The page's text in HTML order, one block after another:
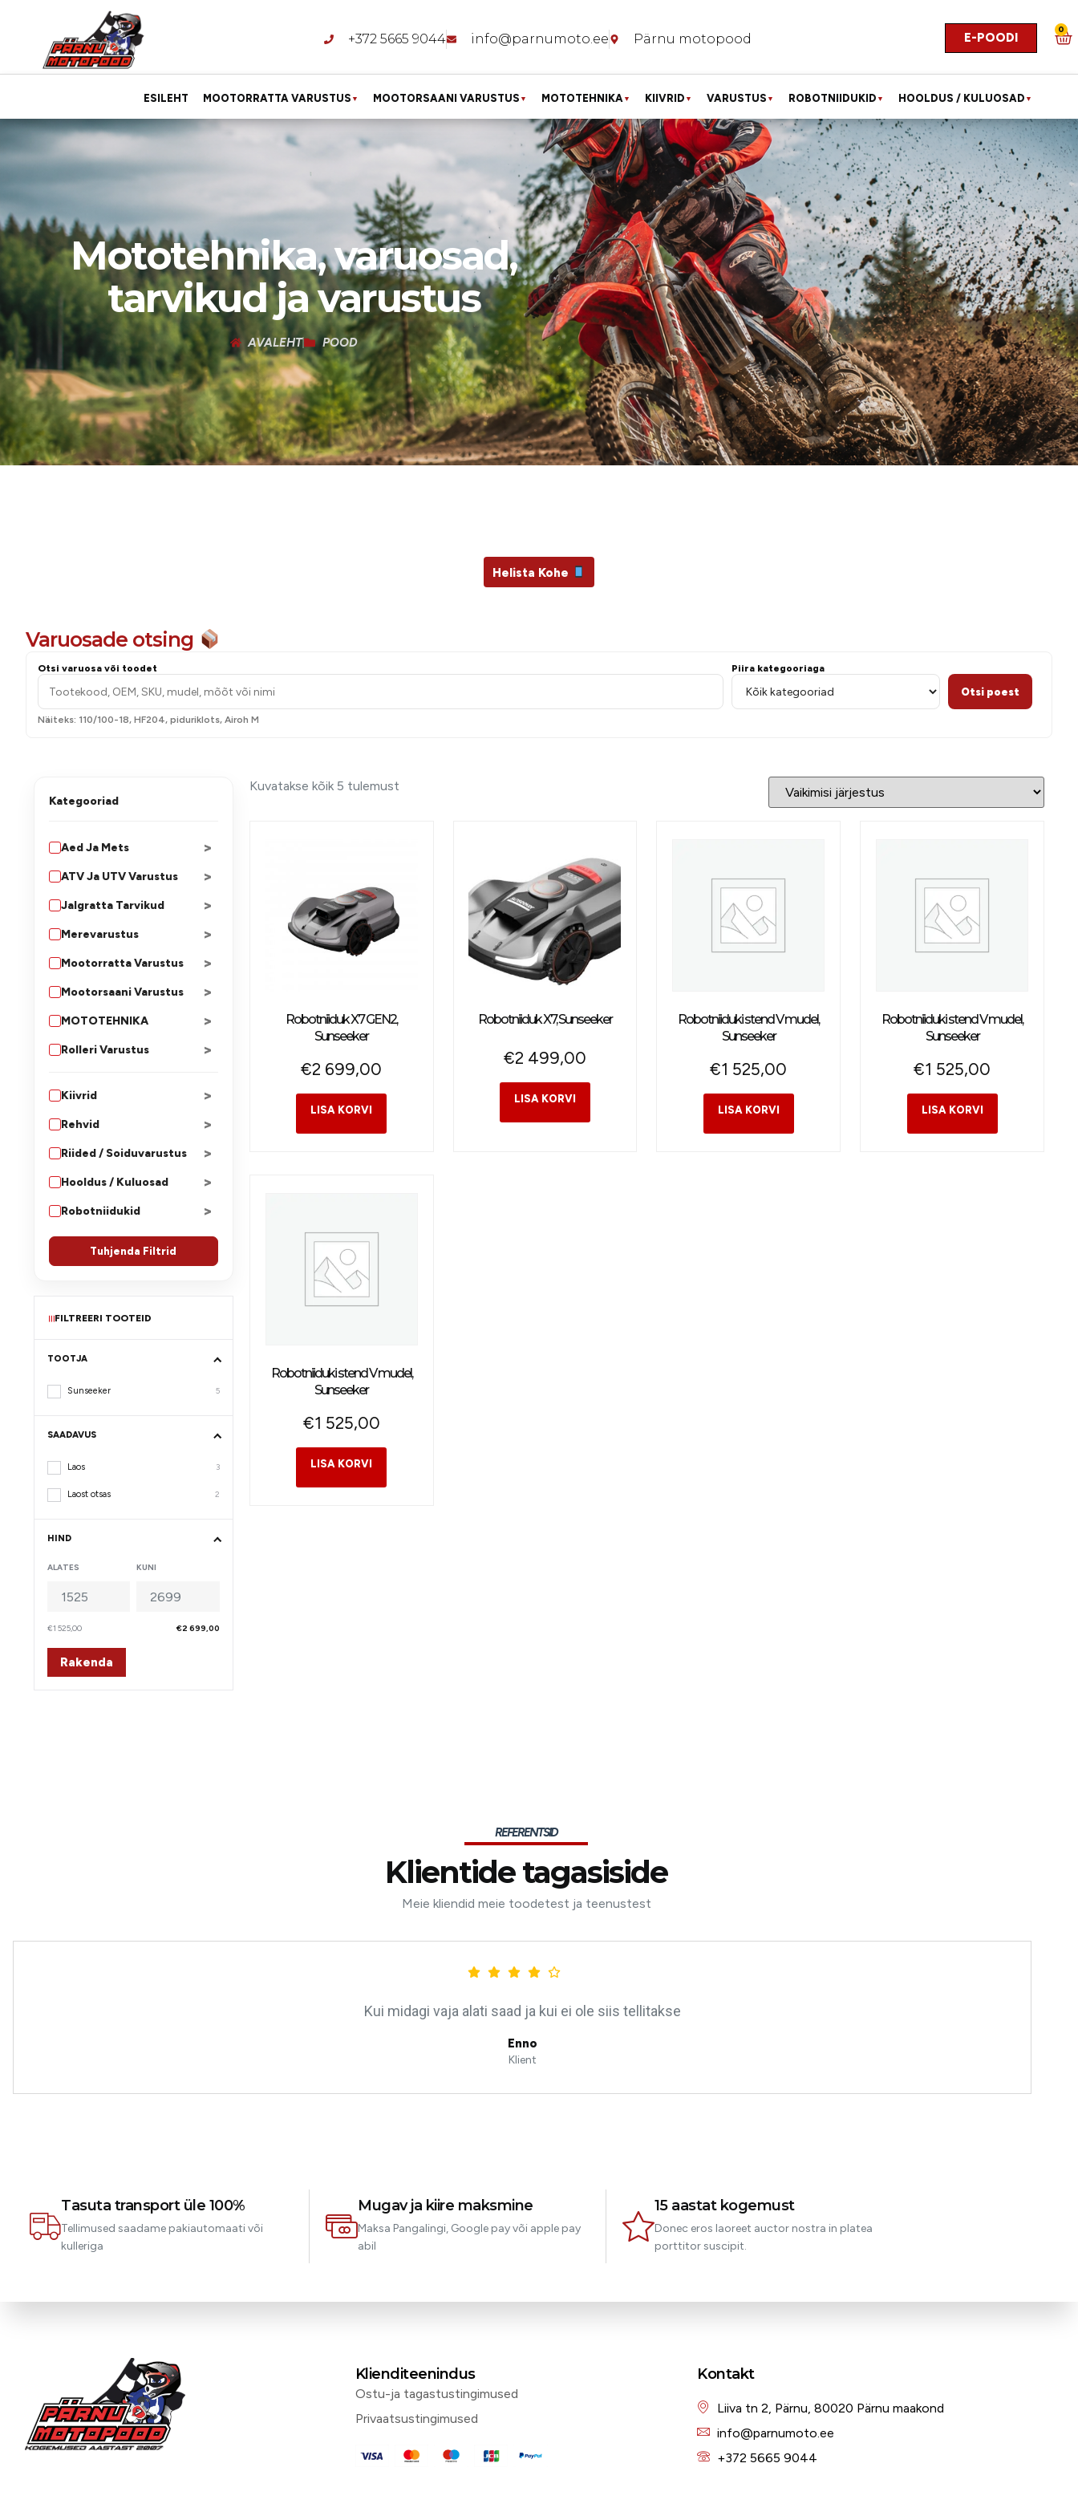
+372 5665 9044 info@parnumoto.ee Pärnu motopood E-POODI
0
ESILEHT MOOTORRATTA VARUSTUS ▼ MOOTORSAANI VARUSTUS ▼ MOTOTEHNIKA▼ KIIVRID ▼ VARUSTUS ▼ ROBOTNIIDUKID ▼ HOOLDUS / KULUOSAD ▼
Mototehnika, varuosad,
tarvikud ja varustus
AVALEHT POOD
Helista Kohe
Varuosade otsing
Otsi varuosa või toodet Piira kategooriaga
Otsi poest
Näiteks: 110/100-18, HF204, piduriklots, Airoh M
Kategooriad
Aed Ja Mets >
ATV Ja UTV Varustus >
Jalgratta Tarvikud >
Merevarustus >
Mootorratta Varustus >
Mootorsaani Varustus >
MOTOTEHNIKA >
Rolleri Varustus >
Kiivrid >
Rehvid >
Riided / Soiduvarustus >
Hooldus / Kuluosad >
Robotniidukid >
Tuhjenda Filtrid
≡FILTREERI TOOTEID
TOOTJA
Sunseeker 5
SAADAVUS
Laos 3
Laost otsas 2
HIND
ALATES KUNI
€1 525,00 €2 699,00
Rakenda
Kuvatakse kõik 5 tulemust
Robotniiduk X7 GEN2,
Sunseeker
€2 699,00
Robotniiduk X7, Sunseeker
€2 499,00
Robotniiduki stend V mudel,
Sunseeker
€1 525,00
Robotniiduki stend V mudel,
Sunseeker
€1 525,00
Robotniiduki stend V mudel,
Sunseeker
€1 525,00
REFERENTSID
Klientide tagasiside
Meie kliendid meie toodetest ja teenustest
Kui midagi vaja alati saad ja kui ei ole siis tellitakse
Enno
Klient
Tasuta transport üle 100%
Tellimused saadame pakiautomaati või
kulleriga
Mugav ja kiire maksmine
Maksa Pangalingi, Google pay või apple pay
abil
15 aastat kogemust
Donec eros laoreet auctor nostra in platea
porttitor suscipit.
Klienditeenindus
Ostu-ja tagastustingimused
Privaatsustingimused
Kontakt
Liiva tn 2, Pärnu, 80020 Pärnu maakond
info@parnumoto.ee
+372 5665 9044